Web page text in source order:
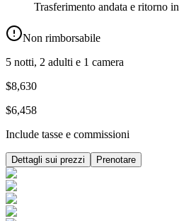
Trasferimento andata e ritorno
Non rimborsabile
5 notti, 2 adulti e 1 camera
$8,630
$6,458
Include tasse e commissioni
Dettagli sui prezzi Prenotare